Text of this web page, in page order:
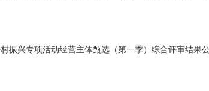
兴专项活动经营主体甄选（第一季）综合评审结果
工作。本次评审严格遵循公平、公正、公开的原则，